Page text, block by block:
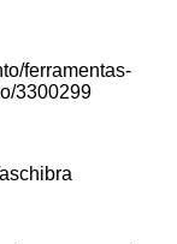
ferramentas-
3300299